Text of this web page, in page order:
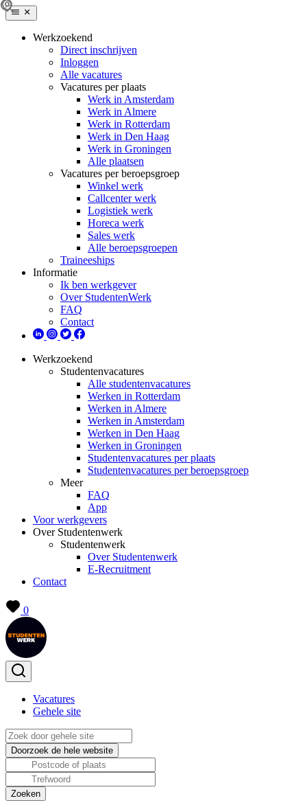
Werkzoekend
Direct inschrijven
Inloggen
Alle vacatures
Vacatures per plaats
Werk in Amsterdam
Werk in Almere
Werk in Rotterdam
Werk in Den Haag
Werk in Groningen
Alle plaatsen
Vacatures per beroepsgroep
Winkel werk
Callcenter werk
Logistiek werk
Horeca werk
Sales werk
Alle beroepsgroepen
Traineeships
Informatie
Ik ben werkgever
Over StudentenWerk
FAQ
Contact
Werkzoekend
Studentenvacatures
Alle studentenvacatures
Werken in Rotterdam
Werken in Almere
Werken in Amsterdam
Werken in Den Haag
Werken in Groningen
Studentenvacatures per plaats
Studentenvacatures per beroepsgroep
Meer
FAQ
App
Voor werkgevers
Over Studentenwerk
Studentenwerk
Over Studentenwerk
E-Recruitment
Contact
0
Vacatures
Gehele site